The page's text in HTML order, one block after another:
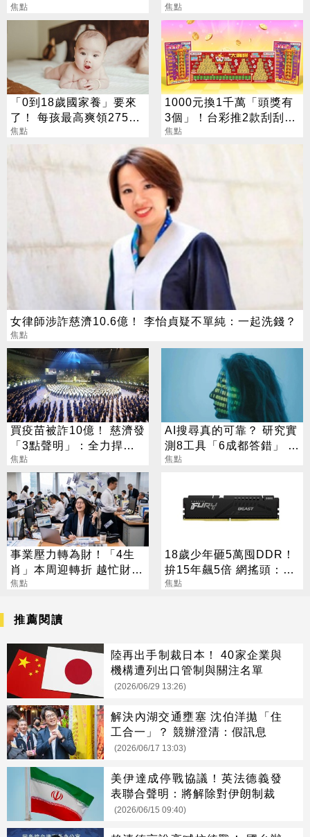
錯
焦點 焦點
「0到18歲國家養」要來
了！ 每孩最高爽領275萬
0至6歲月領1萬元
焦點
1000元換1千萬「頭獎有
3個」！台彩推2款刮刮樂
總獎金逾33億
焦點
女律師涉詐慈濟10.6億！ 李怡貞疑不單純：一起洗錢？
焦點
買疫苗被詐10億！ 慈濟發
「3點聲明」：全力捍衛
捐款人權益
焦點
AI搜尋真的可靠？ 研究實
測8工具「6成都答錯」 這
款最糟錯9成
焦點
事業壓力轉為財！「4生
肖」本周迎轉折 越忙財運
越旺
焦點
18歲少年砸5萬囤DDR！
拚15年飆5倍 網搖頭：會
報廢
焦點
推薦閱讀
陸再出手制裁日本！ 40家企業與
機構遭列出口管制與關注名單
(2026/06/29 13:26)
解決內湖交通壅塞 沈伯洋拋「住
工合一」？ 競辦澄清：假訊息
(2026/06/17 13:03)
美伊達成停戰協議！英法德義發
表聯合聲明：將解除對伊朗制裁
(2026/06/15 09:40)